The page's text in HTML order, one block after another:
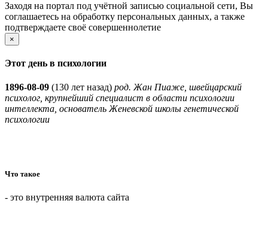
Заходя на портал под учётной записью социальной сети, Вы
соглашаетесь на обработку персональных данных, а также
подтверждаете своё совершеннолетие
×
Этот день в психологии
1896-08-09 (130 лет назад) род. Жан Пиаже, швейцарский
психолог, крупнейший специалист в области психологии
интеллекта, основатель Женевской школы генетической
психологии
Что такое
- это внутренняя валюта сайта